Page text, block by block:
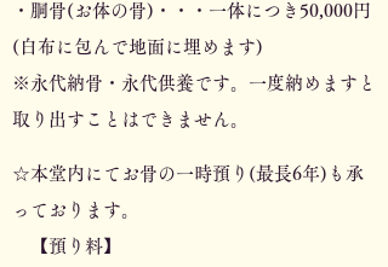
・胴骨(お体の骨)・・・一体につき50,000円
(白布に包んで地面に埋めます)
※永代納骨・永代供養です。一度納めますと
取り出すことはできません。
☆本堂内にてお骨の一時預り(最長6年)も承
っております。
【預り料】